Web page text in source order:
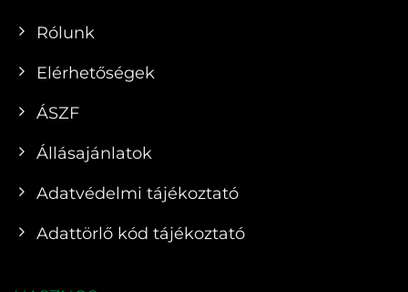
Rólunk
Elérhetőségek
ÁSZF
Állásajánlatok
Adatvédelmi tájékoztató
Adattörlő kód tájékoztató